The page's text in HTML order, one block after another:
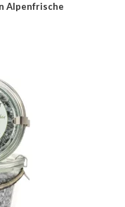
Alpenfrische